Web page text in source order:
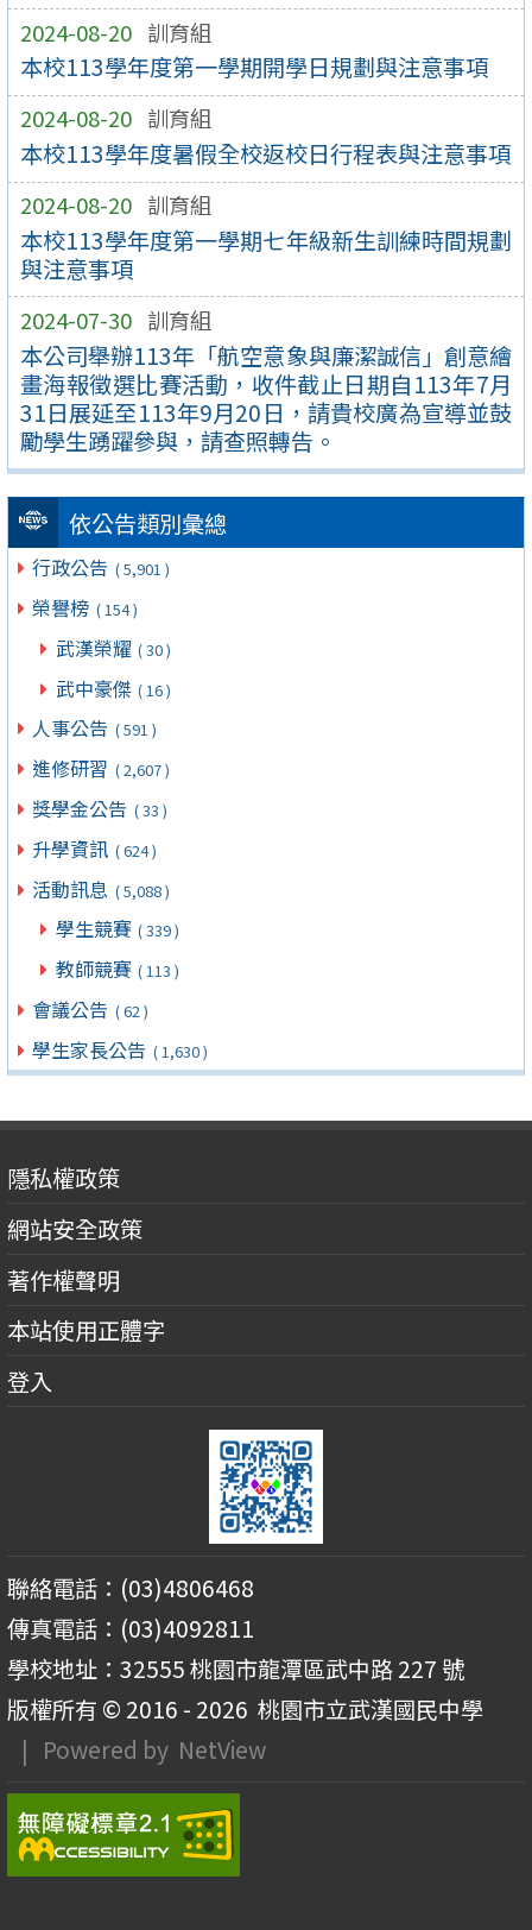
2024-08-20 訓育組
本校113學年度第一學期開學日規劃與注意事項
2024-08-20 訓育組
本校113學年度暑假全校返校日行程表與注意事項
2024-08-20 訓育組
本校113學年度第一學期七年級新生訓練時間規劃
與注意事項
2024-07-30 訓育組
本公司舉辦113年「航空意象與廉潔誠信」創意繪
畫海報徵選比賽活動，收件截止日期自113年7月
31日展延至113年9月20日，請貴校廣為宣導並鼓
勵學生踴躍參與，請查照轉告。
依公告類別彙總
行政公告 ( 5,901 )
榮譽榜 ( 154 )
武漢榮耀 ( 30 )
武中豪傑 ( 16 )
人事公告 ( 591 )
進修研習 ( 2,607 )
獎學金公告 ( 33 )
升學資訊 ( 624 )
活動訊息 ( 5,088 )
學生競賽 ( 339 )
教師競賽 ( 113 )
會議公告 ( 62 )
學生家長公告 ( 1,630 )
隱私權政策
網站安全政策
著作權聲明
本站使用正體字
登入
聯絡電話：(03)4806468
傳真電話：(03)4092811
學校地址：32555 桃園市龍潭區武中路 227 號
版權所有 © 2016 - 2026 桃園市立武漢國民中學
| Powered by NetView